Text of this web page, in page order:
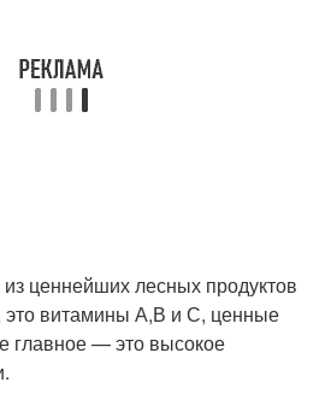
ценнейших лесных продуктов
это витамины А,В и С, ценные
главное — это высокое